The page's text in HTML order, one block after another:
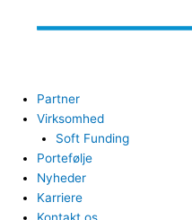
Partner
Virksomhed
Soft Funding
Portefølje
Nyheder
Karriere